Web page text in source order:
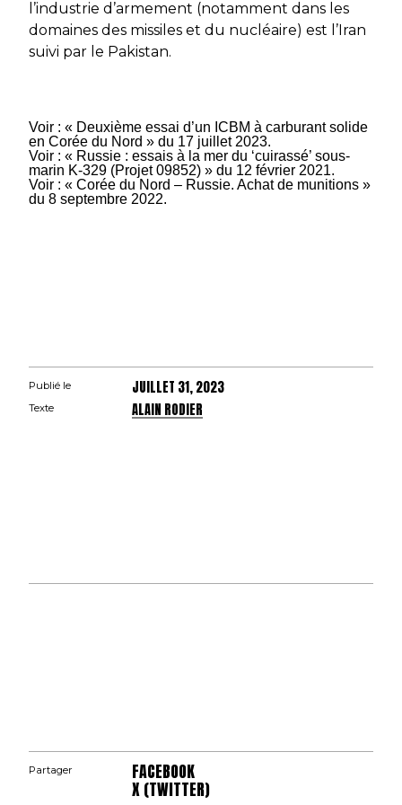
l’industrie d’armement (notamment dans les
domaines des missiles et du nucléaire) est l’Iran
suivi par le Pakistan.
Voir : « Deuxième essai d’un ICBM à carburant solide
en Corée du Nord » du 17 juillet 2023.
Voir : « Russie : essais à la mer du ‘cuirassé’ sous-
marin K-329 (Projet 09852) » du 12 février 2021.
Voir : « Corée du Nord – Russie. Achat de munitions »
du 8 septembre 2022.
Publié le JUILLET 31, 2023
Texte ALAIN RODIER
Partager FACEBOOK
X (TWITTER)